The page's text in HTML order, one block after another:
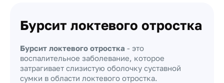
Бурсит локтевого отростка
Бурсит локтевого отростка - это
воспалительное заболевание, которое
затрагивает слизистую оболочку суставной
сумки в области локтевого отростка.